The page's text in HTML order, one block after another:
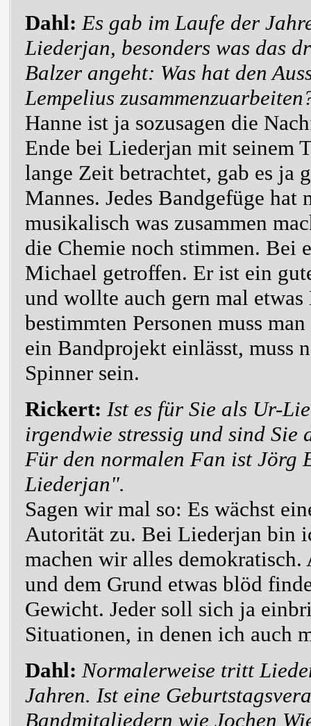
Dahl: Es gab im Laufe der
Liederjan, besonders was das
Balzer angeht: Was hat den
Lempelius
Hanne ist ja sozusagen die
Ende bei Liederjan mit seinem
lange Zeit betrachtet, gab es ja
Mannes. Jedes Bandgefüge hat
musikalisch was zusammen
die Chemie noch stimmen.
Michael getroffen. Er ist ein
und wollte auch gern mal
bestimmten Personen muss
ein Bandprojekt einlässt, muss
Spinner sein.
Rickert: Ist es für Sie als Ur-
irgendwie stressig und sind
Für den normalen Fan ist Jörg
Liederjan".
Sagen wir mal so: Es wächst
Autorität zu. Bei Liederjan bin
machen wir alles demokratisch.
und dem Grund etwas blöd
Gewicht. Jeder soll sich ja
Situationen, in denen ich auch
Dahl: Normalerweise tritt
Jahren. Ist eine
Bandmitgliedern wie Jochen